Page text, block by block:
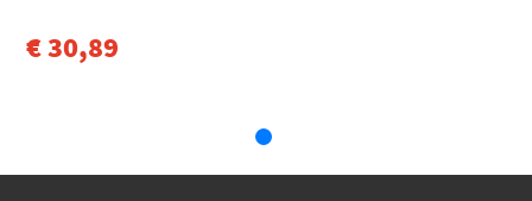
€ 30,89